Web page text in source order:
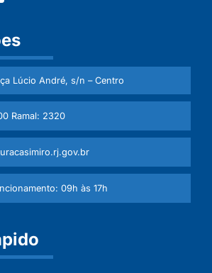
Lúcio André, s/n – Centro
Ramal: 2320
09h às 17h